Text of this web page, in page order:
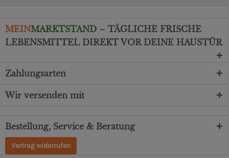
MEINMARKTSTAND – TÄGLICHE FRISCHE
LEBENSMITTEL DIREKT VOR DEINE HAUSTÜR
Zahlungsarten
Wir versenden mit
Bestellung, Service & Beratung
Vertrag widerrufen